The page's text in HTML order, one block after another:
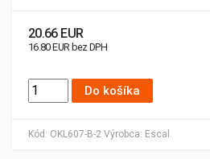
Kód: OKL607-B-2 Výrobca: Escal
20.66 EUR
16.80 EUR bez DPH
Do košíka